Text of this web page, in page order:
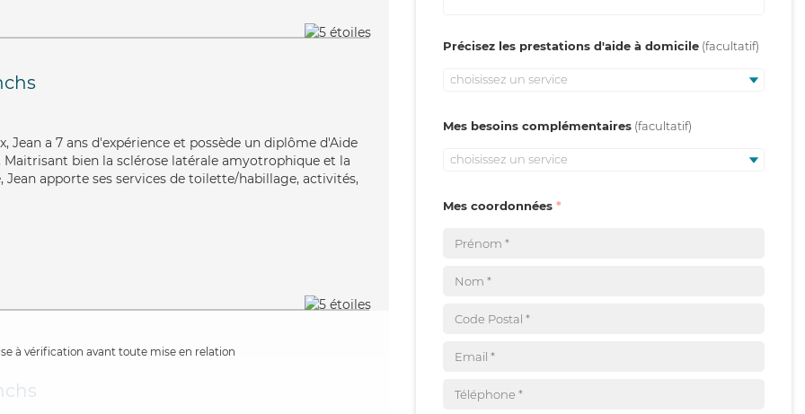
Jean a 7 ans d'expérience et possède un diplôme d'Aide
Maitrisant bien la sclérose latérale amyotrophique et la
apporte ses services de toilette/habillage, activités,
à vérification avant toute mise en relation
Précisez les prestations d'aide à domicile
choisissez un service
Mes besoins complémentaires
choisissez un service
Mes coordonnées